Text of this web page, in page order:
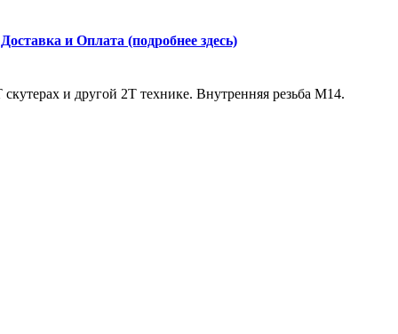
Доставка и Оплата (подробнее здесь)
и другой 2Т технике. Внутренняя резьба М14.